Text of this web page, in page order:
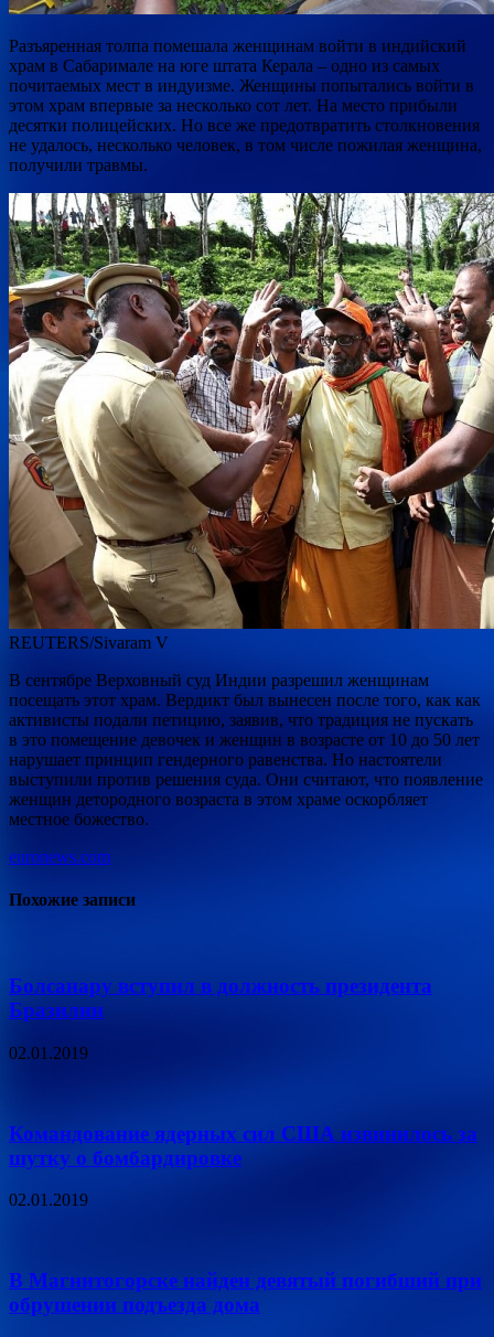
Разъяренная толпа помешала женщинам войти в индийский
храм в Сабаримале на юге штата Керала – одно из самых
почитаемых мест в индуизме. Женщины попытались войти в
этом храм впервые за несколько сот лет. На место прибыли
десятки полицейских. Но все же предотвратить столкновения
не удалось, несколько человек, в том числе пожилая женщина,
получили травмы.
REUTERS/Sivaram V
В сентябре Верховный суд Индии разрешил женщинам
посещать этот храм. Вердикт был вынесен после того, как как
активисты подали петицию, заявив, что традиция не пускать
в это помещение девочек и женщин в возрасте от 10 до 50 лет
нарушает принцип гендерного равенства. Но настоятели
выступили против решения суда. Они считают, что появление
женщин детородного возраста в этом храме оскорбляет
местное божество.
euronews.com
Похожие записи
Болсанару вступил в должность президента
Бразилии
02.01.2019
Командование ядерных сил США извинилось за
шутку о бомбардировке
02.01.2019
В Магнитогорске найден девятый погибший при
обрушении подъезда дома